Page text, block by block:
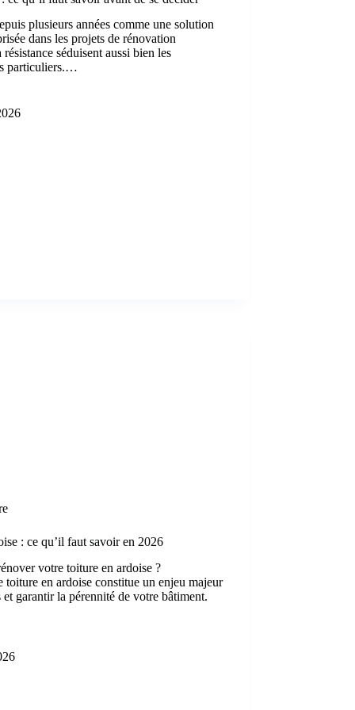
plusieurs années comme une solution
dans les projets de rénovation
séduisent aussi bien les
particuliers.…
: ce qu’il faut savoir en 2026
votre toiture en ardoise ?
toiture en ardoise constitue un enjeu majeur
garantir la pérennité de votre bâtiment.